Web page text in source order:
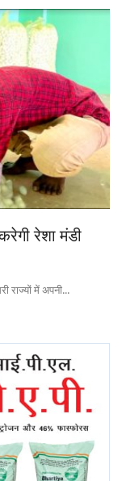
रेशा मंडी
राज्यों में अपनी...